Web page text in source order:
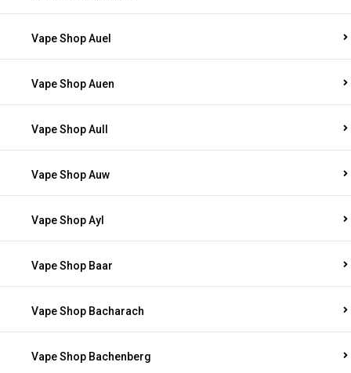
Vape Shop Auel
Vape Shop Auen
Vape Shop Aull
Vape Shop Auw
Vape Shop Ayl
Vape Shop Baar
Vape Shop Bacharach
Vape Shop Bachenberg